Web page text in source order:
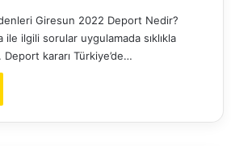
Giresun 2022 Deport Nedir?
ile ilgili sorular uygulamada sıklıkla
Deport kararı Türkiye’de…